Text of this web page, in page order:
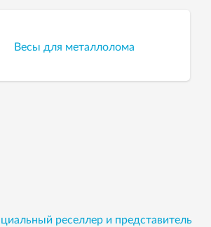
Весы для металлолома
реселлер и представитель